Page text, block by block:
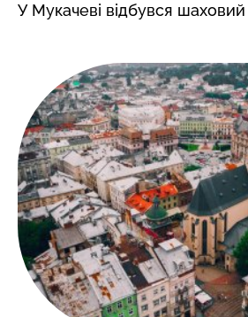
У Мукачеві відбувся шаховий